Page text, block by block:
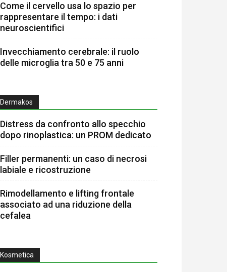
Come il cervello usa lo spazio per
rappresentare il tempo: i dati
neuroscientifici
Invecchiamento cerebrale: il ruolo
delle microglia tra 50 e 75 anni
Dermakos
Distress da confronto allo specchio
dopo rinoplastica: un PROM dedicato
Filler permanenti: un caso di necrosi
labiale e ricostruzione
Rimodellamento e lifting frontale
associato ad una riduzione della
cefalea
Kosmetica